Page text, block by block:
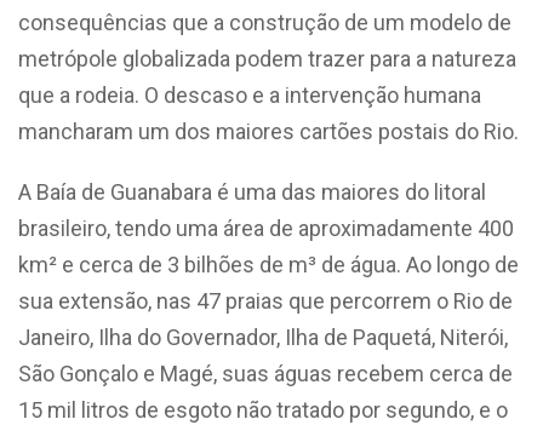
consequências que a construção de um modelo de
metrópole globalizada podem trazer para a natureza
que a rodeia. O descaso e a intervenção humana
mancharam um dos maiores cartões postais do Rio.
A Baía de Guanabara é uma das maiores do litoral
brasileiro, tendo uma área de aproximadamente 400
km² e cerca de 3 bilhões de m³ de água. Ao longo de
sua extensão, nas 47 praias que percorrem o Rio de
Janeiro, Ilha do Governador, Ilha de Paquetá, Niterói,
São Gonçalo e Magé, suas águas recebem cerca de
15 mil litros de esgoto não tratado por segundo, e o